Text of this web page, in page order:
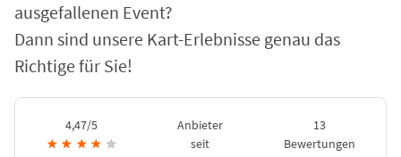
ausgefallenen Event?
Dann sind unsere Kart-Erlebnisse genau das
Richtige für Sie!
4,47/5
★ ★ ★ ★ ★
Anbieter
seit
13
Bewertungen